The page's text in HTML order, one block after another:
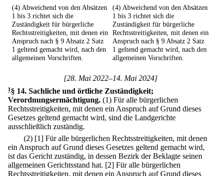
(4) Abweichend von den Absätzen
1 bis 3 richtet sich die
Zuständigkeit für bürgerliche
Rechtsstreitigkeiten, mit denen ein
Anspruch nach § 9 Absatz 2 Satz
1 geltend gemacht wird, nach den
allgemeinen Vorschriften.
(4) Abweichend von den Absätzen
1 bis 3 richtet sich die
Zuständigkeit für bürgerliche
Rechtsstreitigkeiten, mit denen ein
Anspruch nach § 9 Absatz 2 Satz
1 geltend gemacht wird, nach den
allgemeinen Vorschriften.
[28. Mai 2022–14. Mai 2024]
1§ 14. Sachliche und örtliche Zuständigkeit;
Verordnungsermächtigung. (1) Für alle bürgerlichen
Rechtsstreitigkeiten, mit denen ein Anspruch auf Grund dieses
Gesetzes geltend gemacht wird, sind die Landgerichte
ausschließlich zuständig.
(2) [1] Für alle bürgerlichen Rechtsstreitigkeiten, mit denen
ein Anspruch auf Grund dieses Gesetzes geltend gemacht wird,
ist das Gericht zuständig, in dessen Bezirk der Beklagte seinen
allgemeinen Gerichtsstand hat. [2] Für alle bürgerlichen
Rechtsstreitigkeiten, mit denen ein Anspruch auf Grund dieses